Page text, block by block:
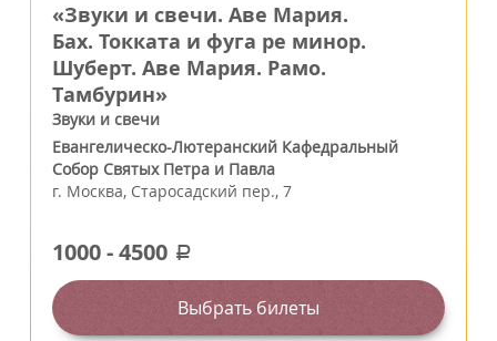
«Звуки и свечи. Аве Мария.
Бах. Токката и фуга ре минор.
Шуберт. Аве Мария. Рамо.
Тамбурин»
Звуки и свечи
Евангелическо-Лютеранский Кафедральный
Собор Святых Петра и Павла
г. Москва, Старосадский пер., 7
1000-4500 a
Выбрать билеты